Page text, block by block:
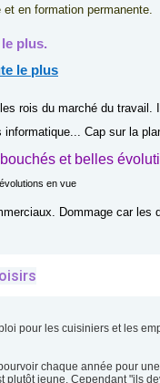
en formation permanente.
plus.
rois du marché du travail.
Cap sur la
et belles
Dommage car
pour les cuisiniers et les
chaque année pour
jeune. Cependant "ils